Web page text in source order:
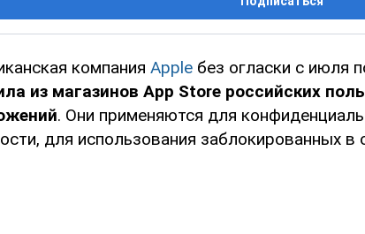
компания Apple без огласки с июля
из магазинов App Store российских
. Они применяются для
для использования заблокированных в